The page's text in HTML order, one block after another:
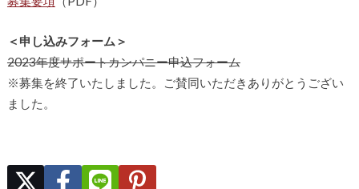
＜申し込みフォーム＞
2023年度サポートカンパニー申込フォーム
※募集を終了いたしました。ご賛同いただきありがとうござい
ました。